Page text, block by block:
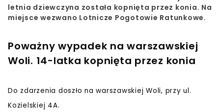
letnia dziewczyna została kopnięta przez konia. Na
miejsce wezwano Lotnicze Pogotowie Ratunkowe.
Poważny wypadek na warszawskiej
Woli. 14-latka kopnięta przez konia
Do zdarzenia doszło na warszawskiej Woli, przy ul.
Kozielskiej 4A.